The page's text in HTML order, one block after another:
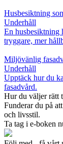
Husbesiktning
Underhåll
En husbesiktning
tryggare, mer
Miljövänlig
Underhåll
Upptäck hur du
fasadvård.
Hur du väljer rätt
Funderar du på
och livsstil.
Ta tag i e-boken